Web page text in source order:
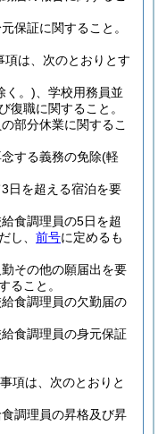
保証に関すること。
は、次のとおりとす
く。) 、学校用務員並
復職に関すること。
部分休業に関するこ
する義務の免除(軽
日を超える宿泊を要
食調理員の5日を超
し、 前号に定めるも
その他の願届出を要
ること。
食調理員の欠勤届の
食調理員の身元保証
項は、次のとおりと
調理員の昇格及び昇